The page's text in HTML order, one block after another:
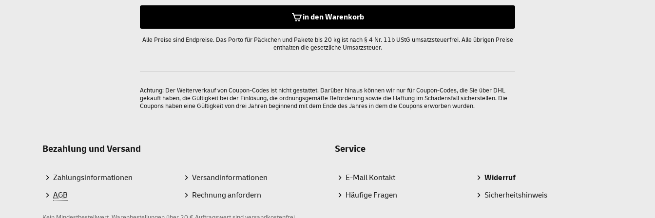
in den Warenkorb
Alle Preise sind Endpreise. Das Porto für Päckchen und Pakete bis 20 kg ist nach § 4 Nr. 11b UStG umsatzsteuerfrei. Alle übrigen Preise
enthalten die gesetzliche Umsatzsteuer.
Achtung: Der Weiterverkauf von Coupon-Codes ist nicht gestattet. Darüber hinaus können wir nur für Coupon-Codes, die Sie über DHL
gekauft haben, die Gültigkeit bei der Einlösung, die ordnungsgemäße Beförderung sowie die Haftung im Schadensfall sicherstellen. Die
Coupons haben eine Gültigkeit von drei Jahren beginnend mit dem Ende des Jahres in dem die Coupons erworben wurden.
Bezahlung und Versand
Zahlungsinformationen
AGB
Versandinformationen
Rechnung anfordern
Service
E-Mail Kontakt
Häufige Fragen
Widerruf
Sicherheitshinweis